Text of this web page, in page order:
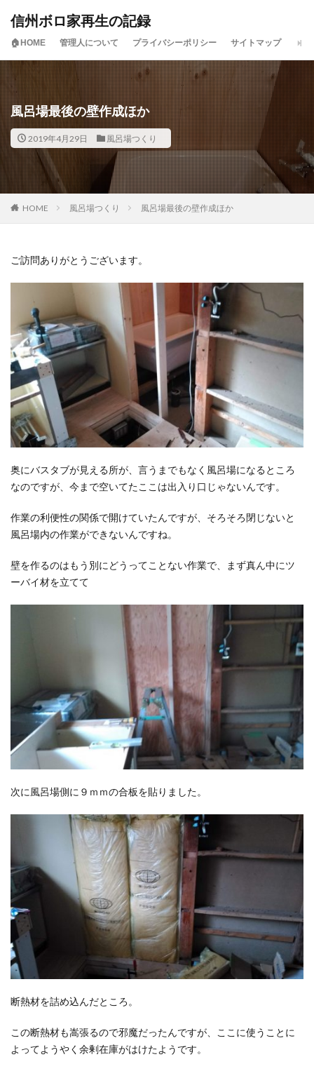
信州ボロ家再生の記録
🏠HOME 管理人について プライバシーポリシー サイトマップ
風呂場最後の壁作成ほか
2019年4月29日 風呂場つくり
HOME 風呂場つくり 風呂場最後の壁作成ほか
ご訪問ありがとうございます。
奥にバスタブが見える所が、言うまでもなく風呂場になるところ
なのですが、今まで空いてたここは出入り口じゃないんです。
作業の利便性の関係で開けていたんですが、そろそろ閉じないと
風呂場内の作業ができないんですね。
壁を作るのはもう別にどうってことない作業で、まず真ん中にツ
ーバイ材を立てて
次に風呂場側に９ｍｍの合板を貼りました。
断熱材を詰め込んだところ。
この断熱材も嵩張るので邪魔だったんですが、ここに使うことに
よってようやく余剰在庫がはけたようです。